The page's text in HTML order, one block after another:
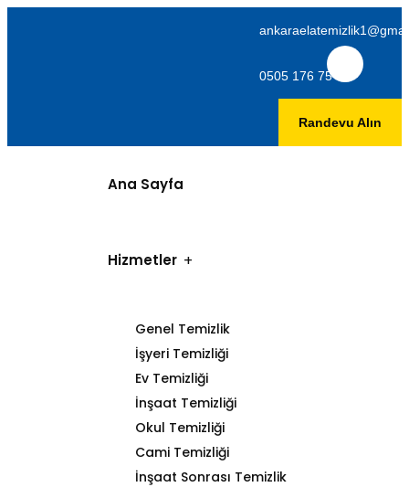
0505 176 75 06
Randevu Alın
Ana Sayfa
Hizmetler
Genel Temizlik
İşyeri Temizliği
Ev Temizliği
İnşaat Temizliği
Okul Temizliği
Cami Temizliği
İnşaat Sonrası Temizlik